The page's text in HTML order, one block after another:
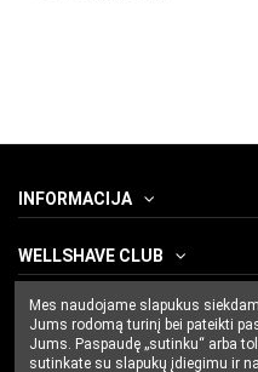
INFORMACIJA
WELLSHAVE CLUB
CONTACT US
Mes naudojame slapukus
Jums rodomą turinį bei pateikti
Jums. Paspaudę „sutinku“ arba
sutinkate su slapukų įdiegimu ir